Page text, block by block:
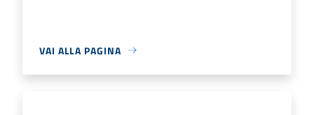
VAI ALLA PAGINA